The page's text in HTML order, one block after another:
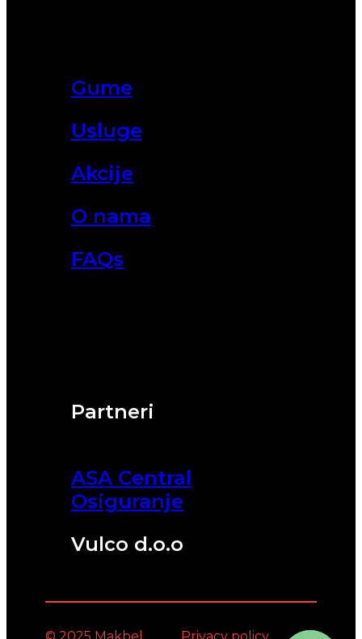
Partneri
ASA Central
Osiguranje
Vulco d.o.o
Gume
Usluge
Akcije
O nama
FAQs